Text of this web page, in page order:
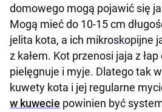
domowego mogą pojawić się
Mogą mieć do 10-15 cm
jelita kota, a ich mikroskopijne
z kałem. Kot przenosi jaja z
pielęgnuje i myje. Dlatego tak
kuwety kota i jej regularne
w kuwecie powinien być